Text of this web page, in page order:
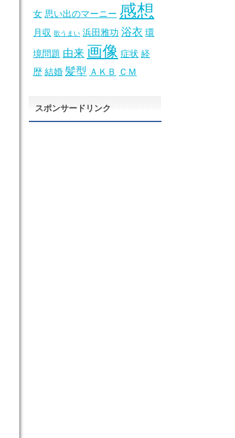
女 思い出のマーニー 感想
月収 歌うまい 浜田雅功 浴衣 環
境問題 由来 画像 症状 経
歴 結婚 髪型 ＡＫＢ ＣＭ
スポンサードリンク